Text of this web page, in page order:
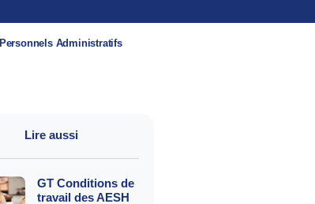
Personnels Administratifs
Lire aussi
GT Conditions de
travail des AESH